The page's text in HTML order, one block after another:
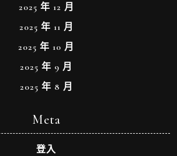
2025 年 12 月
2025 年 11 月
2025 年 10 月
2025 年 9 月
2025 年 8 月
Meta
登入